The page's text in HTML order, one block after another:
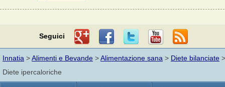
Seguici
Innatia >Alimenti e Bevande >Alimentazione sana > Diete bilanciate >
Diete ipercaloriche